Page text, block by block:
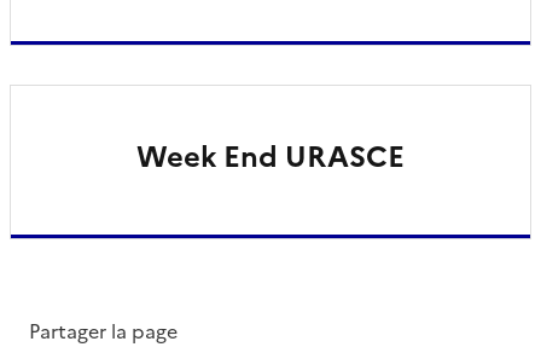
Week End URASCE
Partager la page